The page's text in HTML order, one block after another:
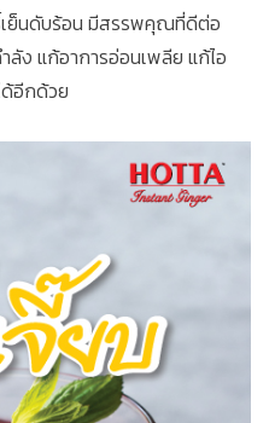
เย็นดับร้อน มีสรรพคุณที่ดีต่อ
ลัง แก้อาการอ่อนเพลีย แก้ไอ
อีกด้วย